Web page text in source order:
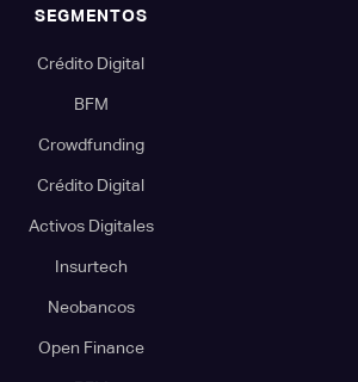
SEGMENTOS
Crédito Digital
BFM
Crowdfunding
Crédito Digital
Activos Digitales
Insurtech
Neobancos
Open Finance